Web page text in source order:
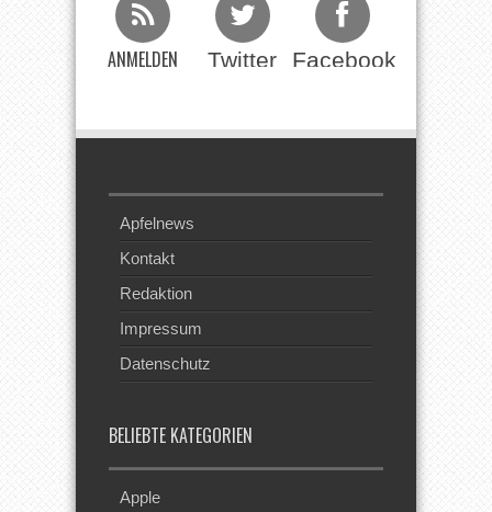
ANMELDEN Twitter Facebook
Apfelnews
Kontakt
Redaktion
Impressum
Datenschutz
BELIEBTE KATEGORIEN
Apple